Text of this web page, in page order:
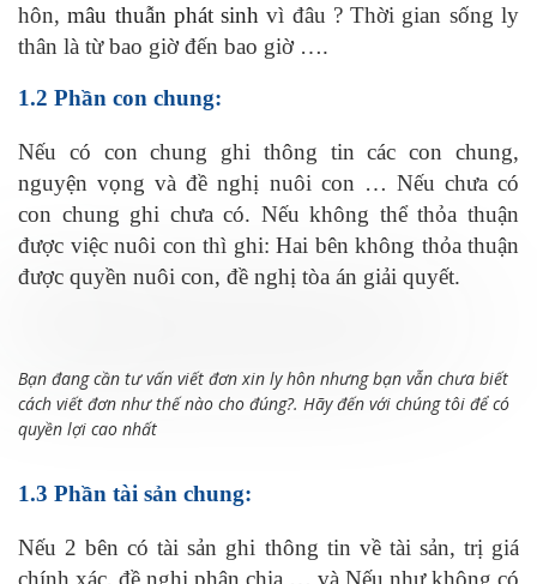
hôn,mâu thuẫn phát sinh vì đâu ? Thời gian sống ly
thân là từ bao giờ đến bao giờ ….
1.2 Phần con chung:
Nếu có con chung ghi thông tin các con chung,
nguyện vọng và đề nghị nuôi con … Nếu chưa có
con chung ghi chưa có. Nếu không thể thỏa thuận
được việc nuôi con thì ghi: Hai bên không thỏa thuận
được quyền nuôi con, đề nghị tòa án giải quyết.
Bạn đang cần tư vấn viết đơn xin ly hôn nhưng bạn vẫn chưa biết
cách viết đơn như thế nào cho đúng?. Hãy đến với chúng tôi để có
quyền lợi cao nhất
1.3 Phần tài sản chung:
Nếu 2 bên có tài sản ghi thông tin về tài sản, trị giá
chính xác, đề nghị phân chia … và Nếu như không có